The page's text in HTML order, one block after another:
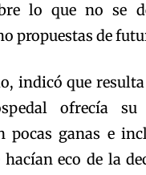
lo que no se
propuestas de
indicó que
ofrecía
pocas ganas e
eco de la